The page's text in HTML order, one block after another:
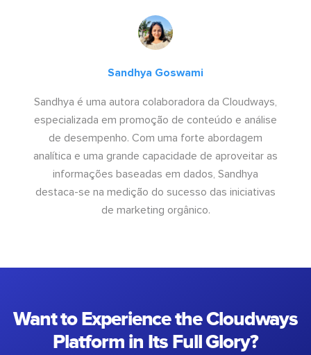
Sandhya Goswami
Sandhya é uma autora colaboradora da Cloudways,
especializada em promoção de conteúdo e análise
de desempenho. Com uma forte abordagem
analítica e uma grande capacidade de aproveitar as
informações baseadas em dados, Sandhya
destaca-se na medição do sucesso das iniciativas
de marketing orgânico.
Want to Experience the Cloudways
Platform in Its Full Glory?